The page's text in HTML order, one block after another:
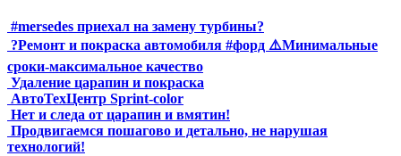
#mersedes приехал на замену турбины?
?Ремонт и покраска автомобиля #форд ⚠️Минимальные
сроки-максимальное качество
Удаление царапин и покраска
АвтоТехЦентр Sprint-color
Нет и следа от царапин и вмятин!
Продвигаемся пошагово и детально, не нарушая
технологий!